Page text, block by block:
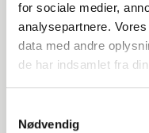
for sociale medier,
analysepartnere.
data med andre
de har indsamlet fra
Nødvendig
Har du
service eller andet.